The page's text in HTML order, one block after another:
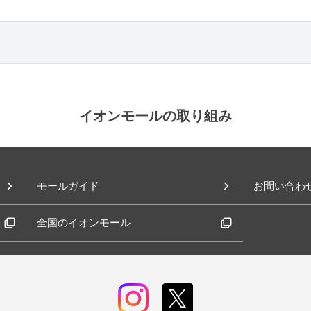
イオンモールの取り組み
モールガイド お問い合わ
全国のイオンモール